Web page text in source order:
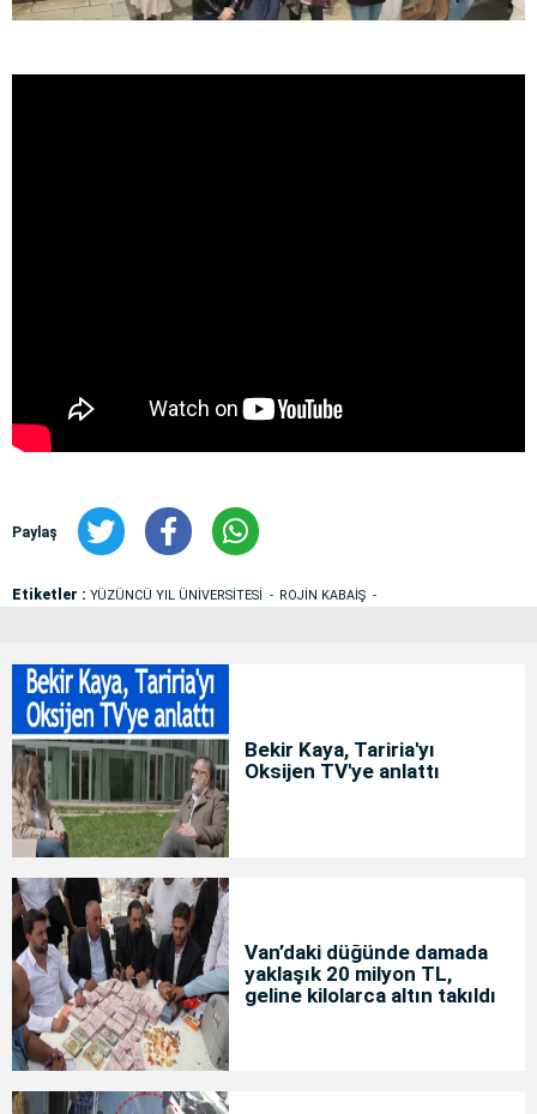
Paylaş
Etiketler : YÜZÜNCÜ YIL ÜNİVERSİTESİ ROJİN KABAİŞ
Bekir Kaya, Tariria'yı
Oksijen TV'ye anlattı
Van’daki düğünde damada
yaklaşık 20 milyon TL,
geline kilolarca altın takıldı